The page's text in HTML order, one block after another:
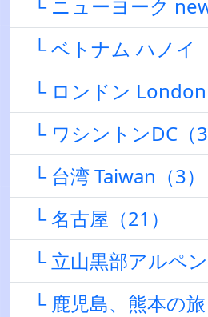
└ ニューヨーク
└ ベトナム ハノイ
└ ロンドン London
└ ワシントンDC（
└ 台湾 Taiwan（3）
└ 名古屋（21）
└ 立山黒部アルペ
└ 鹿児島、熊本の旅